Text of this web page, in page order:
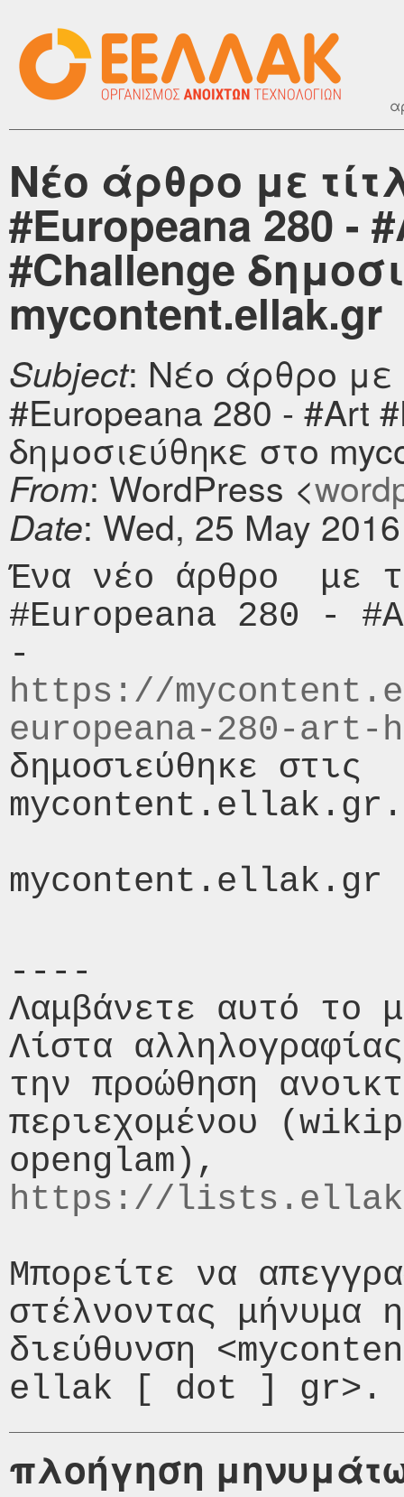
Νέο άρθρο με
#Europeana 280 -
#Challenge
mycontent.ellak.gr
Subject: Νέο άρθρο με
#Europeana 280 - #Art
δημοσιεύθηκε στο
From: WordPress <
Date: Wed, 25 May
Ένα νέο άρθρο  με
#Europeana 280 -
https://
europeana-280-
δημοσιεύθηκε στις
mycontent.ellak.gr.
----
Λαμβάνετε αυτό το
Λίστα
την προώθηση
περιεχομένου
https://
Μπορείτε να
στέλνοντας μήνυμα
διεύθυνση
πλοήγηση